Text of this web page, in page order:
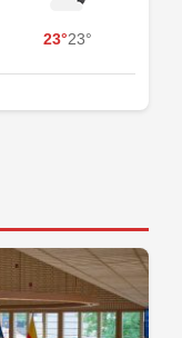
23°23°